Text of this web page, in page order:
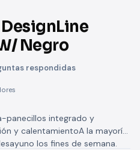
Negro
respondidas
panecillos integrado y
y calentamientoA la mayoría
los fines de semana.